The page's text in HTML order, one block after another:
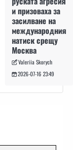
и призоваха за
засилване на
международния
натиск срещу
Москва
Valeriia Skorych
2026-07-16 23:49